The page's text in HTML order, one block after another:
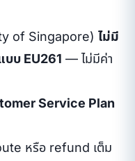
of Singapore) ไม่มี
บ EU261 — ไม่มีค่า
Service Plan
หรือ refund เต็ม